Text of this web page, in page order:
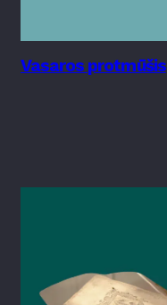
Vasaros protmūšis